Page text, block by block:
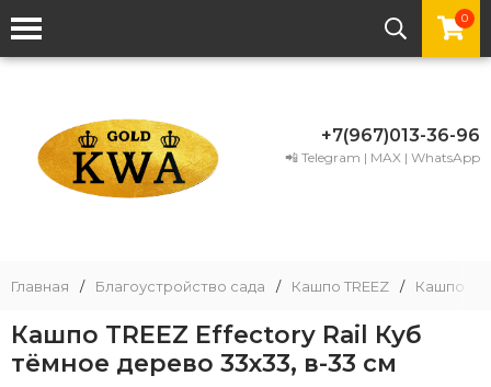
0
+7(967)013-36-96
📲 Telegram | MAX | WhatsApp
Главная / Благоустройство сада / Кашпо TREEZ / Кашпо
Кашпо TREEZ Effectory Rail Куб
тёмное дерево 33х33, в-33 см